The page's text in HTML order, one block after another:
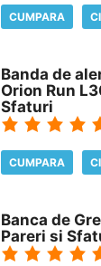
CUMPARA
Banda de
Orion Run
Sfaturi
CUMPARA
Banca de
Pareri si